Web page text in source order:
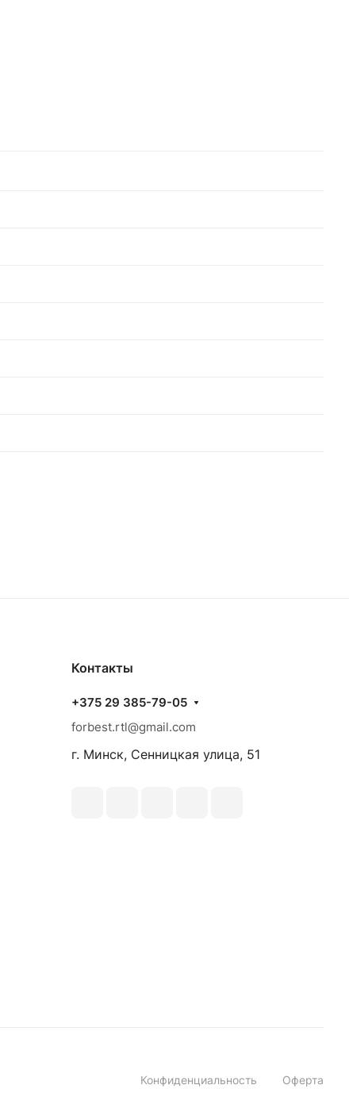
Контакты
+375 29 385-79-05
forbest.rtl@gmail.com
г. Минск, Сенницкая улица, 51
Конфиденциальность Оферта